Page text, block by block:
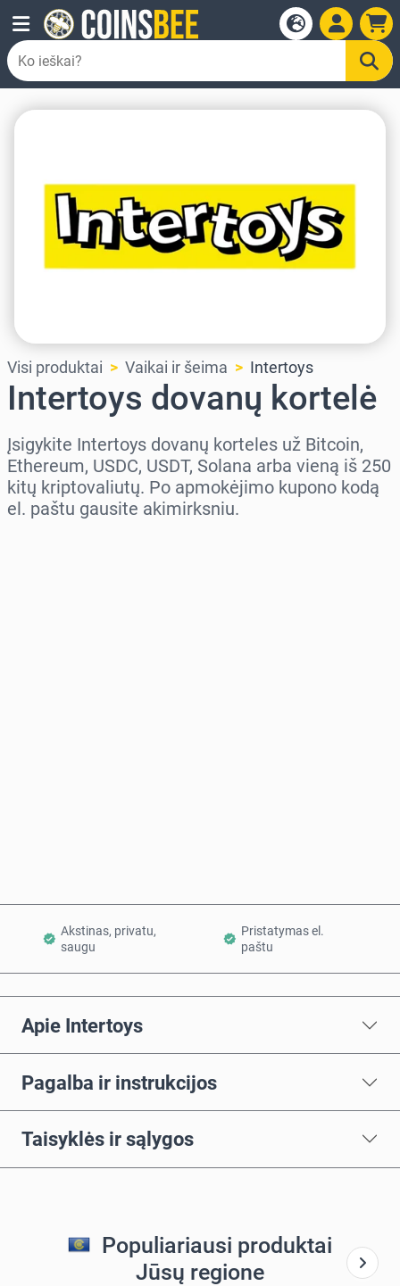
Visi produktai Vaikai ir šeima Intertoys
Intertoys dovanų kortelė
Įsigykite Intertoys dovanų korteles už Bitcoin,
Ethereum, USDC, USDT, Solana arba vieną iš 250
kitų kriptovaliutų. Po apmokėjimo kupono kodą
el. paštu gausite akimirksniu.
Akstinas, privatu,
saugu
Pristatymas el.
paštu
Apie Intertoys
Pagalba ir instrukcijos
Taisyklės ir sąlygos
Populiariausi produktai
Jūsų regione